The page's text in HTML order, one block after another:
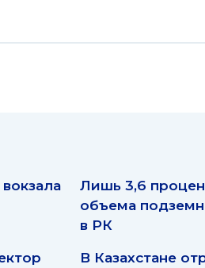
Лишь 3,6
объема
в РК
В Казахстане